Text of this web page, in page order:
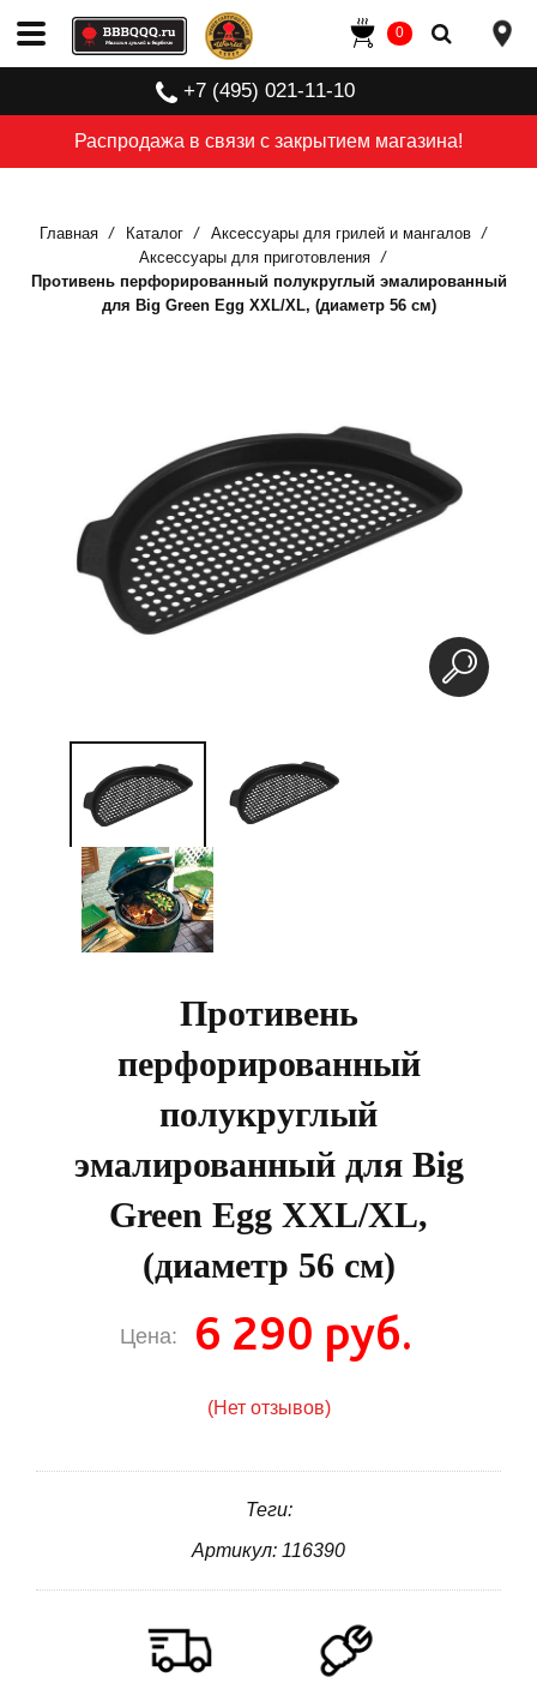
Распродажа в связи с закрытием магазина!
+7 (495) 021-11-10
0
Главная Каталог
Аксессуары для грилей и мангалов
Аксессуары для приготовления
Противень перфорированный полукруглый эмалированный
для Big Green Egg XXL/XL, (диаметр 56 см)
Противень
перфорированный
полукруглый
эмалированный для Big
Green Egg XXL/XL,
(диаметр 56 см)
Цена: 6 290 руб.
(Нет отзывов)
Теги:
Артикул: 116390